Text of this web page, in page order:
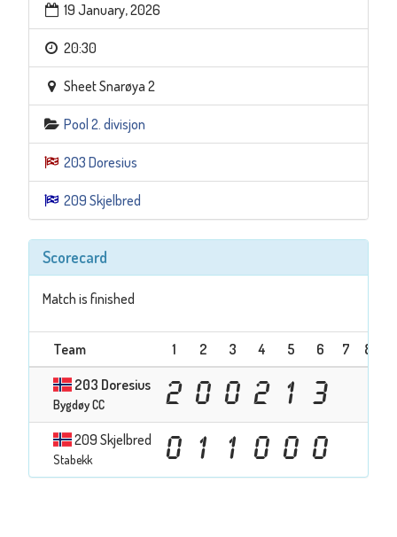
19 January, 2026
20:30
Sheet Snarøya 2
Pool 2. divisjon
203 Doresius
209 Skjelbred
Scorecard
Match is finished
Team 1 2 3 4 5 6 7 8
203 Doresius
Bygdøy CC 2 0 0 2 1 3
209 Skjelbred
Stabekk 0 1 1 0 0 0